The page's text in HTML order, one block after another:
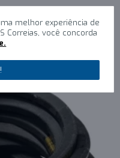
melhor experiência de
Correias, você concorda